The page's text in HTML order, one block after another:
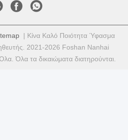
| Κίνα Καλό Ποιότητα Ύφασμα
2021-2026 Foshan Nanhai
Όλα τα δικαιώματα διατηρούνται.